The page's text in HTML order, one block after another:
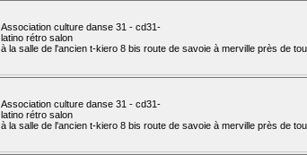
Association culture danse 31 - cd31-
latino rétro salon
à la salle de l'ancien t-kiero 8 bis route de savoie à merville près de
Association culture danse 31 - cd31-
latino rétro salon
à la salle de l'ancien t-kiero 8 bis route de savoie à merville près de